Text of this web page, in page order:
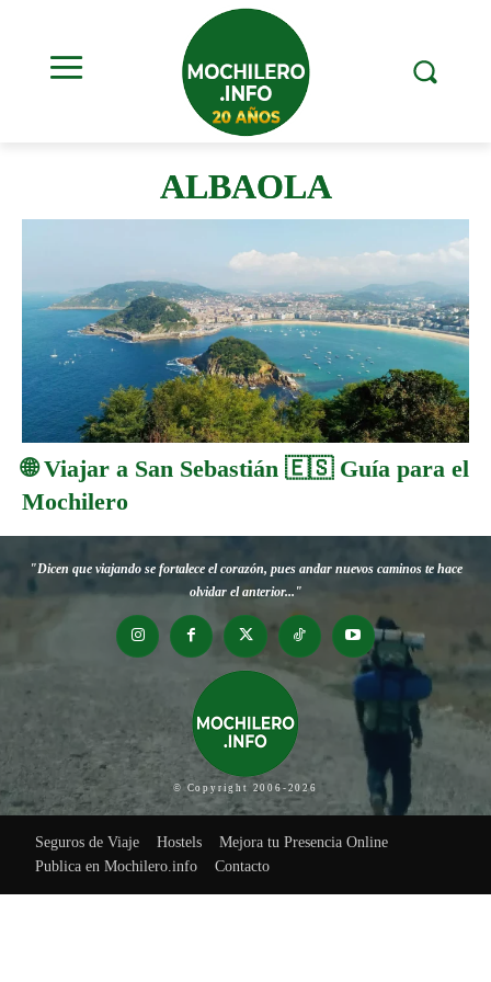
ALBAOLA
🌐 Viajar a San Sebastián 🇪🇸 Guía para el
Mochilero
"Dicen que viajando se fortalece el corazón, pues andar nuevos caminos te hace
olvidar el anterior..."
© Copyright 2006-2026
Seguros de Viaje Hostels
Mejora tu Presencia Online
Publica en Mochilero.info
Contacto